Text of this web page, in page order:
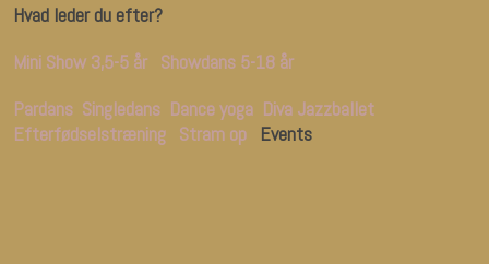
Hvad leder du efter?
Mini Show 3,5-5 år Showdans 5-18 år
Pardans Singledans Dance yoga Diva Jazzballet
Efterfødselstræning Stram opEvents